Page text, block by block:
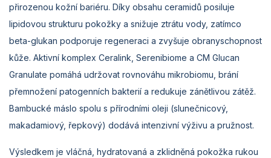
přirozenou kožní bariéru. Díky obsahu ceramidů posiluje
lipidovou strukturu pokožky a snižuje ztrátu vody, zatímco
beta-glukan podporuje regeneraci a zvyšuje obranyschopnost
kůže. Aktivní komplex Ceralink, Serenibiome a CM Glucan
Granulate pomáhá udržovat rovnováhu mikrobiomu, brání
přemnožení patogenních bakterií a redukuje zánětlivou zátěž.
Bambucké máslo spolu s přírodními oleji (slunečnicový,
makadamiový, řepkový) dodává intenzivní výživu a pružnost.
Výsledkem je vláčná, hydratovaná a zklidněná pokožka rukou